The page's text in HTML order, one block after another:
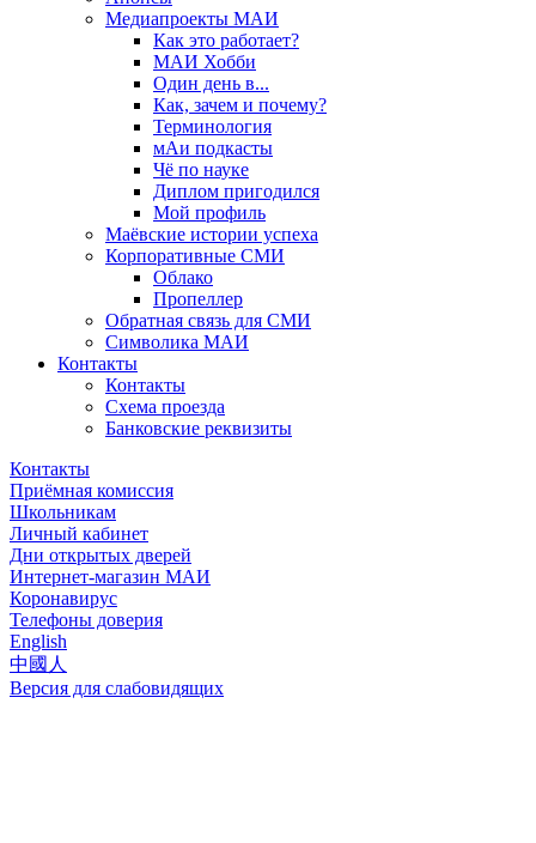
Медиапроекты МАИ
Как это работает?
МАИ Хобби
Один день в...
Как, зачем и почему?
Терминология
мАи подкасты
Чё по науке
Диплом пригодился
Мой профиль
Маёвские истории успеха
Корпоративные СМИ
Облако
Пропеллер
Обратная связь для СМИ
Символика МАИ
Контакты
Контакты
Схема проезда
Банковские реквизиты
Контакты
Приёмная комиссия
Школьникам
Личный кабинет
Дни открытых дверей
Интернет-магазин МАИ
Коронавирус
Телефоны доверия
English
中國人
Версия для слабовидящих